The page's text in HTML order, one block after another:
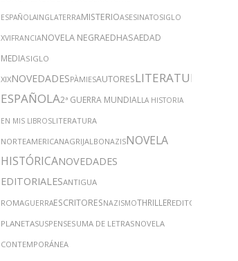
ESPAÑOLAINGLATERRAMISTERIOASESINATOSIGLO
XVIFRANCIANOVELA NEGRAEDHASAEDAD
MEDIASIGLO
XIXNOVEDADESPÀMIESAUTORESLITERATURA
ESPAÑOLA2ª GUERRA MUNDIALLA HISTORIA
EN MIS LIBROSLITERATURA
NORTEAMERICANAGRIJALBONAZISNOVELA
HISTÓRICANOVEDADES
EDITORIALESANTIGUA
ROMAGUERRAESCRITORESNAZISMOTHRILLEREDITORIAL
PLANETASUSPENSESUMA DE LETRASNOVELA
CONTEMPORÁNEA